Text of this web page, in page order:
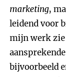
marketing,
leidend voor
mijn werk zie
bijvoorbeeld